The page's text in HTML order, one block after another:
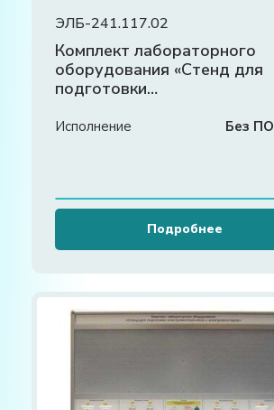
ЭЛБ-241.117.02
Комплект лабораторного
оборудования «Стенд для
подготовки
электромонтеров»
Исполнение Без ПО
Подробнее